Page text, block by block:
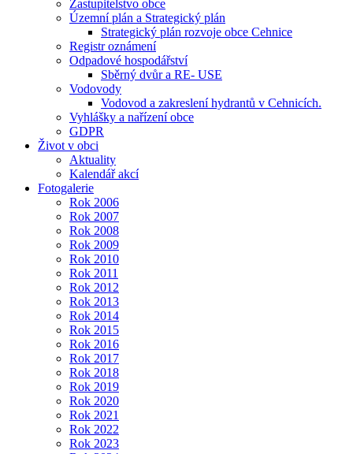
Zastupitelstvo obce
Územní plán a Strategický plán
Strategický plán rozvoje obce Cehnice
Registr oznámení
Odpadové hospodářství
Sběrný dvůr a RE- USE
Vodovody
Vodovod a zakreslení hydrantů v Cehnicích.
Vyhlášky a nařízení obce
GDPR
Život v obci
Aktuality
Kalendář akcí
Fotogalerie
Rok 2006
Rok 2007
Rok 2008
Rok 2009
Rok 2010
Rok 2011
Rok 2012
Rok 2013
Rok 2014
Rok 2015
Rok 2016
Rok 2017
Rok 2018
Rok 2019
Rok 2020
Rok 2021
Rok 2022
Rok 2023